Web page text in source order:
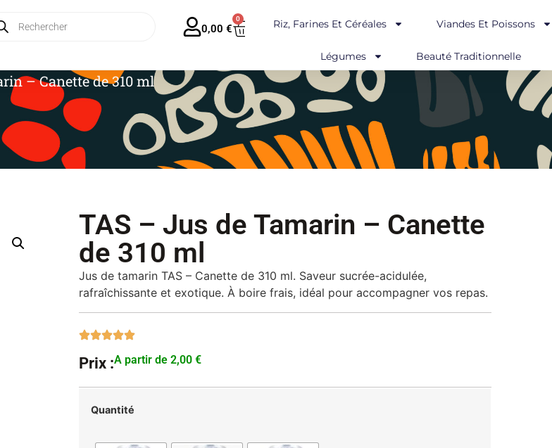
35€ – Forfait Europe 13€
0,00 €
0 Riz, Farines Et Céréales Viandes Et Poissons
Légumes Beauté Traditionnelle
– Canette de 310 ml
TAS – Jus de Tamarin – Canette
de 310 ml
Jus de tamarin TAS – Canette de 310 ml. Saveur sucrée-acidulée,
rafraîchissante et exotique. À boire frais, idéal pour accompagner vos repas.
Prix :A partir de 2,00 €
Quantité